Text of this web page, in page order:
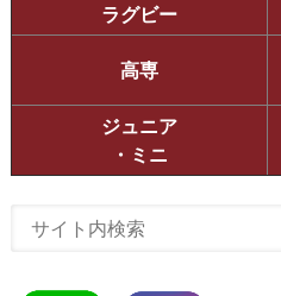
ラグビー
高専
ジュニア
・ミニ